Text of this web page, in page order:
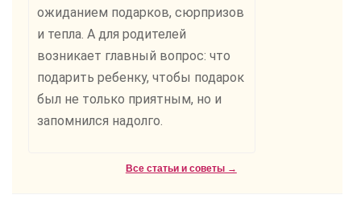
ожиданием подарков, сюрпризов
и тепла. А для родителей
возникает главный вопрос: что
подарить ребенку, чтобы подарок
был не только приятным, но и
запомнился надолго.
Все статьи и советы →